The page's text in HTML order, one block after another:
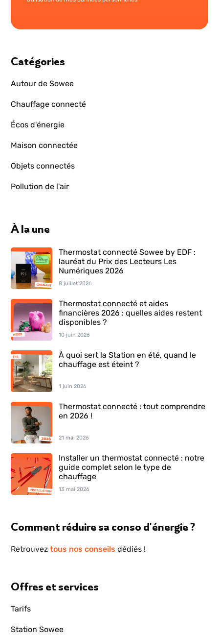
Catégories
Autour de Sowee
Chauffage connecté
Écos d'énergie
Maison connectée
Objets connectés
Pollution de l'air
À la une
Thermostat connecté Sowee by EDF :
lauréat du Prix des Lecteurs Les
Numériques 2026
8 juillet 2026
Thermostat connecté et aides
financières 2026 : quelles aides restent
disponibles ?
10 juin 2026
À quoi sert la Station en été, quand le
chauffage est éteint ?
1 juin 2026
Thermostat connecté : tout comprendre
en 2026 !
21 mai 2026
Installer un thermostat connecté : notre
guide complet selon le type de
chauffage
13 mai 2026
Comment réduire sa conso d'énergie ?
Retrouveztous nos conseils dédiés !
Offres et services
Tarifs
Station Sowee